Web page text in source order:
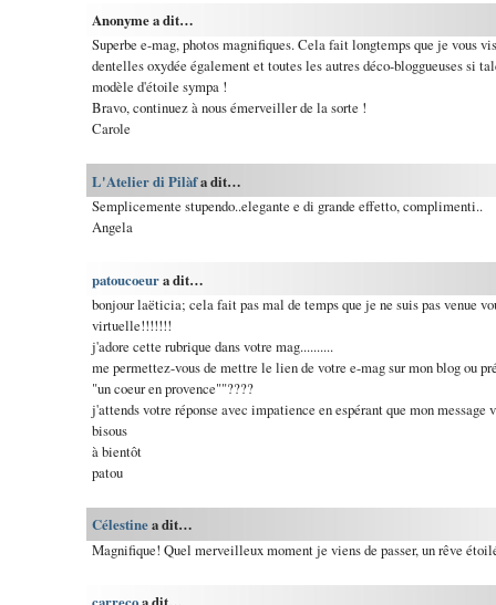
Anonyme a dit…
Superbe e-mag, photos magnifiques. Cela fait longtemps que je vous
dentelles oxydée également et toutes les autres déco-bloggueuses si
modèle d'étoile sympa !
Bravo, continuez à nous émerveiller de la sorte !
Carole
L'Atelier di Pilàfa dit…
Semplicemente stupendo..elegante e di grande effetto, complimenti..
Angela
patoucoeura dit…
bonjour laëticia; cela fait pas mal de temps que je ne suis pas venue
virtuelle!!!!!!!
j'adore cette rubrique dans votre mag..........
me permettez-vous de mettre le lien de votre e-mag sur mon blog ou
"un coeur en provence""????
j'attends votre réponse avec impatience en espérant que mon message
bisous
à bientôt
patou
Célestinea dit…
Magnifique! Quel merveilleux moment je viens de passer, un rêve